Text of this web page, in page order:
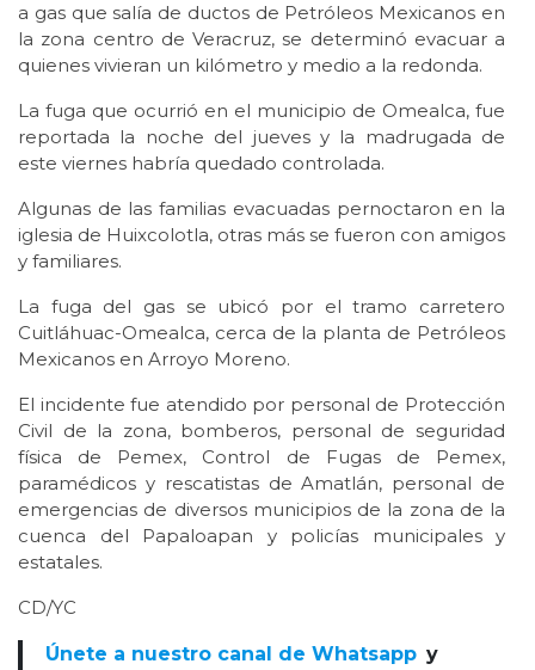
a gas que salía de ductos de Petróleos Mexicanos en
la zona centro de Veracruz, se determinó evacuar a
quienes vivieran un kilómetro y medio a la redonda.
La fuga que ocurrió en el municipio de Omealca, fue
reportada la noche del jueves y la madrugada de
este viernes habría quedado controlada.
Algunas de las familias evacuadas pernoctaron en la
iglesia de Huixcolotla, otras más se fueron con amigos
y familiares.
La fuga del gas se ubicó por el tramo carretero
Cuitláhuac-Omealca, cerca de la planta de Petróleos
Mexicanos en Arroyo Moreno.
El incidente fue atendido por personal de Protección
Civil de la zona, bomberos, personal de seguridad
física de Pemex, Control de Fugas de Pemex,
paramédicos y rescatistas de Amatlán, personal de
emergencias de diversos municipios de la zona de la
cuenca del Papaloapan y policías municipales y
estatales.
CD/YC
Únete a nuestro canal de Whatsapp y